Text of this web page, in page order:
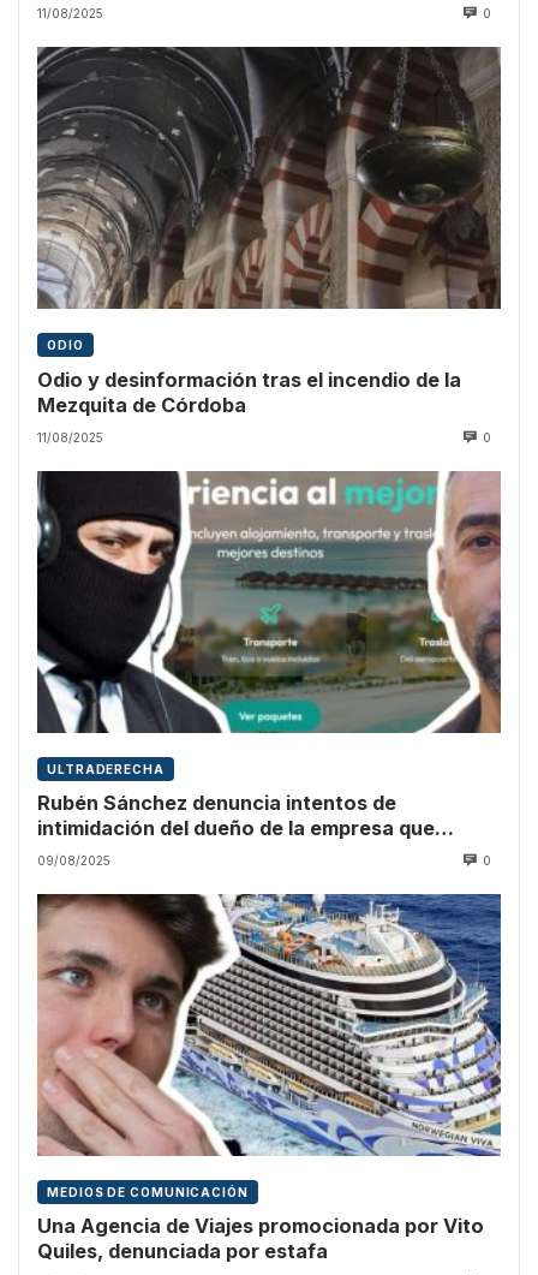
pregón
11/08/2025 0
ODIO
Odio y desinformación tras el incendio de la
Mezquita de Córdoba
11/08/2025 0
ULTRADERECHA
Rubén Sánchez denuncia intentos de
intimidación del dueño de la empresa que
promocionó Vito Quiles
09/08/2025 0
MEDIOS DE COMUNICACIÓN
Una Agencia de Viajes promocionada por Vito
Quiles, denunciada por estafa